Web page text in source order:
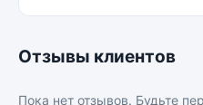
Отзывы клиентов
Пока нет отзывов. Будьте